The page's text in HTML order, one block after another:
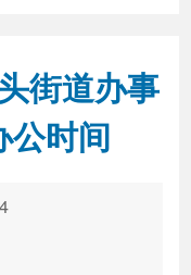
解读回应
街道办事
公时间